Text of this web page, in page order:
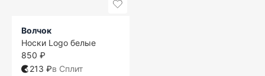
Волчок
Носки Logo белые
850 ₽
213 ₽в Сплит